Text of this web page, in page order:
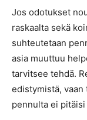
Jos odotukset
raskaalta sekä
suhteutetaan
asia muuttuu
tarvitsee tehdä.
edistymistä,
pennulta ei